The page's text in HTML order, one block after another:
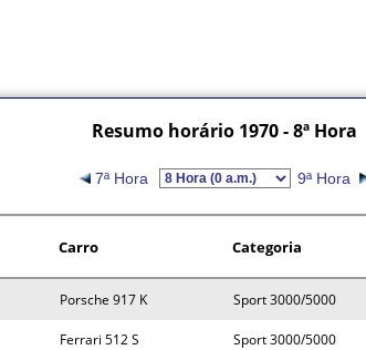
Resumo horário 1970 - 8ª Hora
7ª Hora 9ª Hora
Carro Categoria
Porsche 917 K Sport 3000/5000
Ferrari 512 S Sport 3000/5000